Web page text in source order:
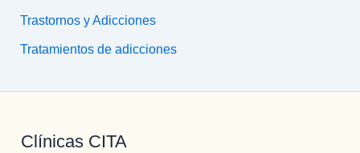
Trastornos y Adicciones
Tratamientos de adicciones
Clínicas CITA